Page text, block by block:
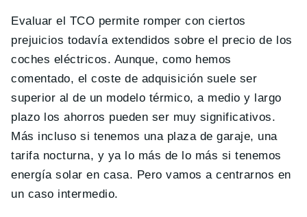
Evaluar el TCO permite romper con ciertos
prejuicios todavía extendidos sobre el precio de los
coches eléctricos. Aunque, como hemos
comentado, el coste de adquisición suele ser
superior al de un modelo térmico, a medio y largo
plazo los ahorros pueden ser muy significativos.
Más incluso si tenemos una plaza de garaje, una
tarifa nocturna, y ya lo más de lo más si tenemos
energía solar en casa. Pero vamos a centrarnos en
un caso intermedio.